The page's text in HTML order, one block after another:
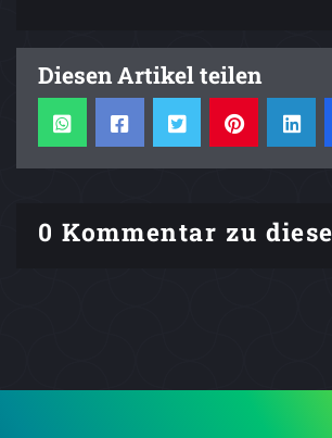
Diesen Artikel teilen
0 Kommentar zu